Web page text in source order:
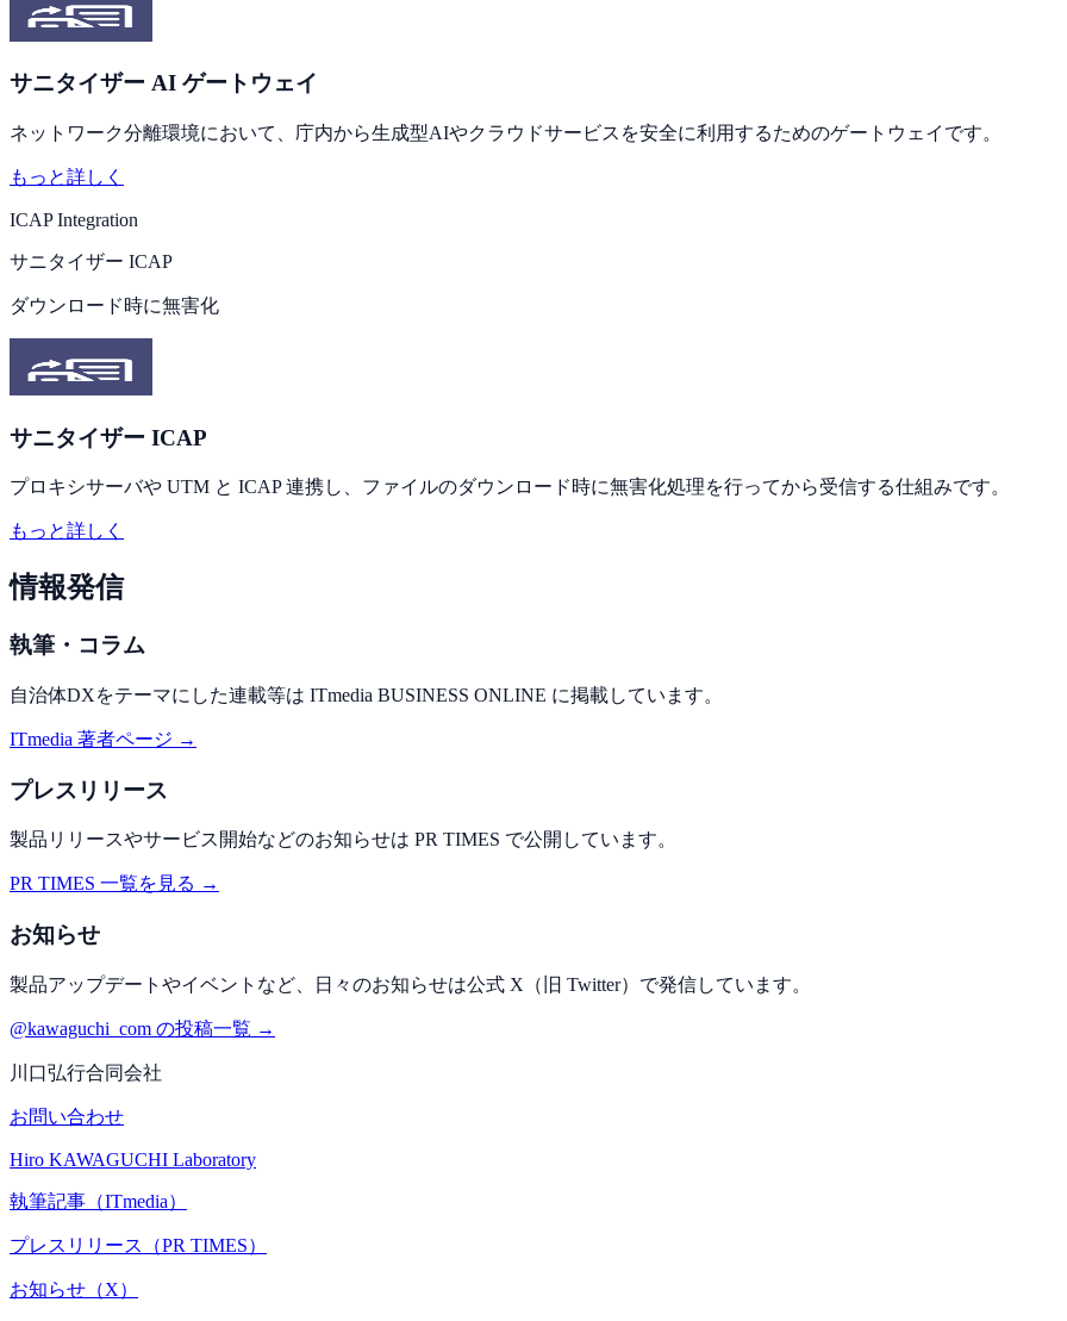
サニタイザー AI ゲートウェイ
ネットワーク分離環境において、庁内から生成型AIやクラウドサービスを安全に利用するためのゲートウェイです。
もっと詳しく
ICAP Integration
サニタイザー ICAP
ダウンロード時に無害化
サニタイザー ICAP
プロキシサーバや UTM と ICAP 連携し、ファイルのダウンロード時に無害化処理を行ってから受信する仕組みです。
もっと詳しく
情報発信
執筆・コラム
自治体DXをテーマにした連載等は ITmedia BUSINESS ONLINE に掲載しています。
ITmedia 著者ページ →
プレスリリース
製品リリースやサービス開始などのお知らせは PR TIMES で公開しています。
PR TIMES 一覧を見る →
お知らせ
製品アップデートやイベントなど、日々のお知らせは公式 X（旧 Twitter）で発信しています。
@kawaguchi_com の投稿一覧 →
川口弘行合同会社
お問い合わせ
Hiro KAWAGUCHI Laboratory
執筆記事（ITmedia）
プレスリリース（PR TIMES）
お知らせ（X）